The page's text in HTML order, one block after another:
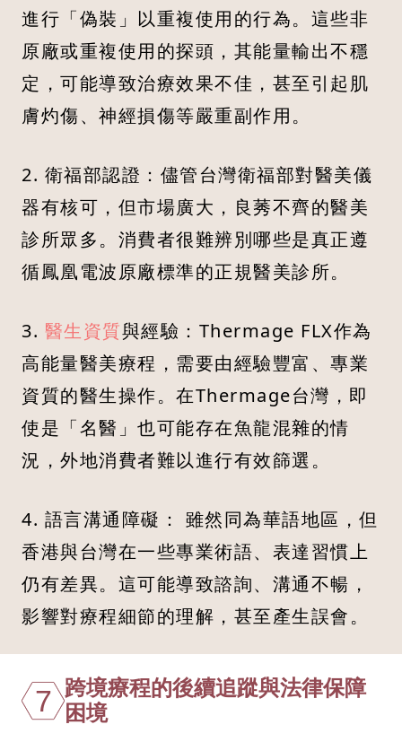
進行「偽裝」以重複使用的行為。這些非
原廠或重複使用的探頭，其能量輸出不穩
定，可能導致治療效果不佳，甚至引起肌
膚灼傷、神經損傷等嚴重副作用。
2. 衛福部認證：儘管台灣衛福部對醫美儀
器有核可，但市場廣大，良莠不齊的醫美
診所眾多。消費者很難辨別哪些是真正遵
循鳳凰電波原廠標準的正規醫美診所。
3. 醫生資質與經驗：Thermage FLX作為
高能量醫美療程，需要由經驗豐富、專業
資質的醫生操作。在Thermage台灣，即
使是「名醫」也可能存在魚龍混雜的情
況，外地消費者難以進行有效篩選。
4. 語言溝通障礙： 雖然同為華語地區，但
香港與台灣在一些專業術語、表達習慣上
仍有差異。這可能導致諮詢、溝通不暢，
影響對療程細節的理解，甚至產生誤會。
7 跨境療程的後續追蹤與法律保障
困境